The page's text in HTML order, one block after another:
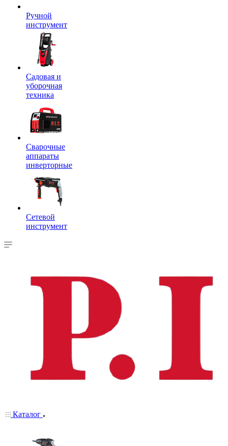
Ручной
инструмент
Садовая и
уборочная
техника
Сварочные
аппараты
инверторные
Сетевой
инструмент
Каталог